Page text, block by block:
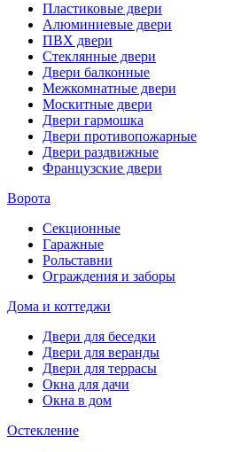
Пластиковые двери
Алюминиевые двери
ПВХ двери
Стеклянные двери
Двери балконные
Межкомнатные двери
Москитные двери
Двери гармошка
Двери противопожарные
Двери раздвижные
Французские двери
Ворота
Секционные
Гаражные
Рольставни
Ограждения и заборы
Дома и коттеджи
Двери для беседки
Двери для веранды
Двери для террасы
Окна для дачи
Окна в дом
Остекление